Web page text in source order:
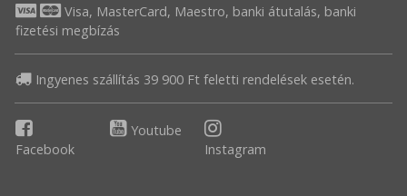
Visa, MasterCard, Maestro, banki átutalás, banki
fizetési megbízás
Ingyenes szállítás 39 900 Ft feletti rendelések esetén.
Facebook
Youtube
Instagram